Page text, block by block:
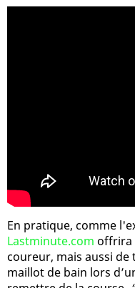
En pratique, comme
Lastminute.com offrira
coureur, mais aussi
maillot de bain lors